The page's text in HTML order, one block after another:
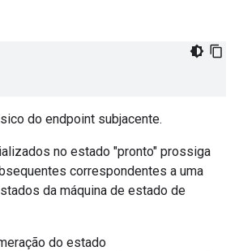
do endpoint subjacente.
no estado "pronto" prossiga
correspondentes a uma
da máquina de estado de
do estado